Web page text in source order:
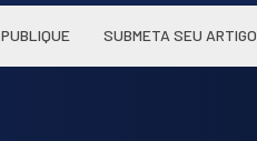
PUBLIQUE SUBMETA SEU ARTIGO